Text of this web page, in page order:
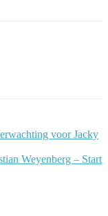
voor Jacky
Weyenberg – Start